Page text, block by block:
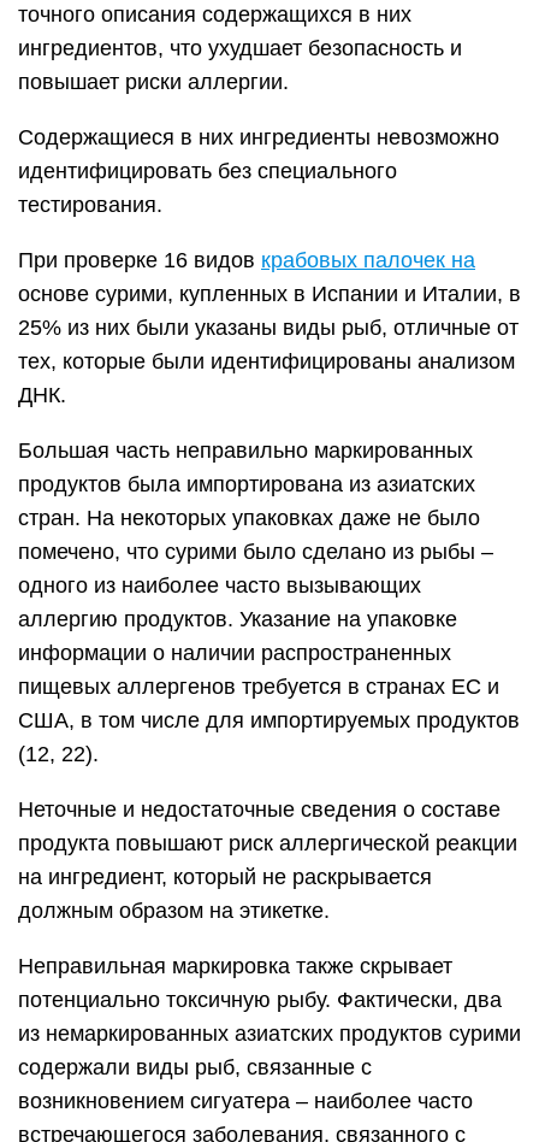
точного описания содержащихся в них
ингредиентов, что ухудшает безопасность и
повышает риски аллергии.
Содержащиеся в них ингредиенты невозможно
идентифицировать без специального
тестирования.
При проверке 16 видов крабовых палочек на
основе сурими, купленных в Испании и Италии, в
25% из них были указаны виды рыб, отличные от
тех, которые были идентифицированы анализом
ДНК.
Большая часть неправильно маркированных
продуктов была импортирована из азиатских
стран. На некоторых упаковках даже не было
помечено, что сурими было сделано из рыбы –
одного из наиболее часто вызывающих
аллергию продуктов. Указание на упаковке
информации о наличии распространенных
пищевых аллергенов требуется в странах ЕС и
США, в том числе для импортируемых продуктов
(12, 22).
Неточные и недостаточные сведения о составе
продукта повышают риск аллергической реакции
на ингредиент, который не раскрывается
должным образом на этикетке.
Неправильная маркировка также скрывает
потенциально токсичную рыбу. Фактически, два
из немаркированных азиатских продуктов сурими
содержали виды рыб, связанные с
возникновением сигуатера – наиболее часто
встречающегося заболевания, связанного с